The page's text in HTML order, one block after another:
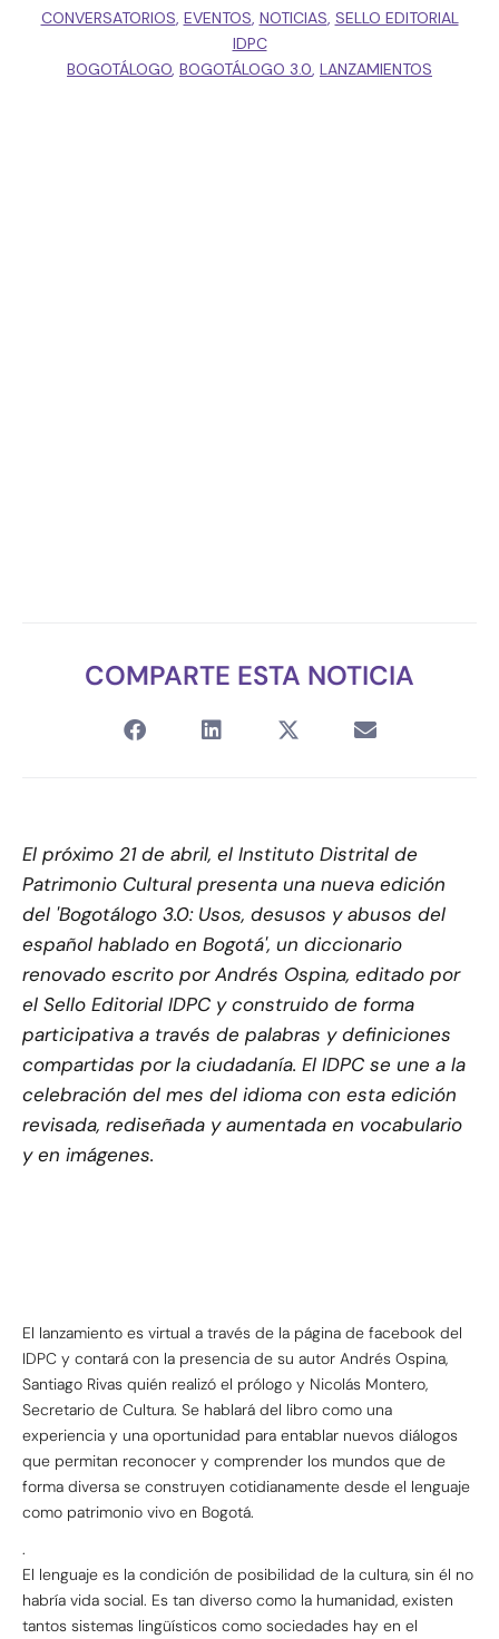
CONVERSATORIOS, EVENTOS, NOTICIAS, SELLO EDITORIAL
IDPC
BOGOTÁLOGO, BOGOTÁLOGO 3.0, LANZAMIENTOS
COMPARTE ESTA NOTICIA
El próximo 21 de abril, el Instituto Distrital de
Patrimonio Cultural presenta una nueva edición
del 'Bogotálogo 3.0: Usos, desusos y abusos del
español hablado en Bogotá', un diccionario
renovado escrito por Andrés Ospina, editado por
el Sello Editorial IDPC y construido de forma
participativa a través de palabras y definiciones
compartidas por la ciudadanía. El IDPC se une a la
celebración del mes del idioma con esta edición
revisada, rediseñada y aumentada en vocabulario
y en imágenes.
El lanzamiento es virtual a través de la página de facebook del
IDPC y contará con la presencia de su autor Andrés Ospina,
Santiago Rivas quién realizó el prólogo y Nicolás Montero,
Secretario de Cultura. Se hablará del libro como una
experiencia y una oportunidad para entablar nuevos diálogos
que permitan reconocer y comprender los mundos que de
forma diversa se construyen cotidianamente desde el lenguaje
como patrimonio vivo en Bogotá.
.
El lenguaje es la condición de posibilidad de la cultura, sin él no
habría vida social. Es tan diverso como la humanidad, existen
tantos sistemas lingüísticos como sociedades hay en el